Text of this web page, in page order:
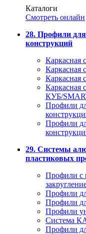
Каталоги
Смотреть онлайн
28. Профили
конструкций
Каркасная
Каркасная
КУБ/
Профили
Профили
29. Системы
пластиковых
Профили с
Профили
Профили
Профили
Система
Профили